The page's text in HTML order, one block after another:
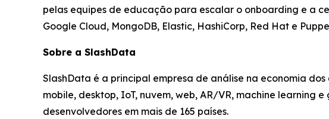
pelas equipes de educação para escalar o onboarding e a
Google Cloud, MongoDB, Elastic, HashiCorp, Red Hat e
Sobre a SlashData
SlashData é a principal empresa de análise na economia
mobile, desktop, IoT, nuvem, web, AR/VR, machine learning
desenvolvedores em mais de 165 países.